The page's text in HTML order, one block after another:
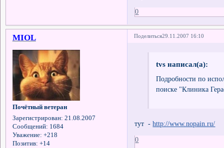
0
Поделиться29.11.2007 16:10
MIOL
Почётный ветеран
Зарегистрирован: 21.08.2007
Сообщений: 1684
Уважение: +218
Позитив: +14
tvs написал(а):
Подробности по
поиске "Клиника
тут -http://www.nopain.ru/
0